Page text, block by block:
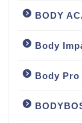
BODY
Body
Body Pro